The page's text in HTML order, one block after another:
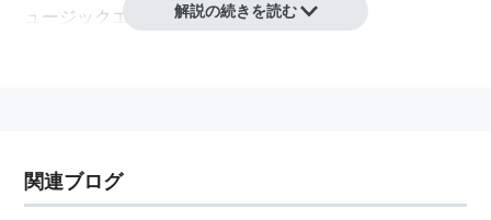
ュージックエンタテインメント）より発売。
解説の続きを読む
関連ブログ